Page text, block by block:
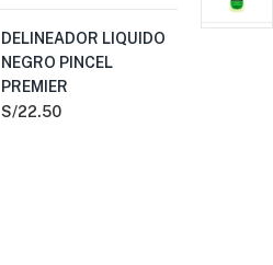
DELINEADOR LIQUIDO
NEGRO PINCEL
PREMIER
S/22.50